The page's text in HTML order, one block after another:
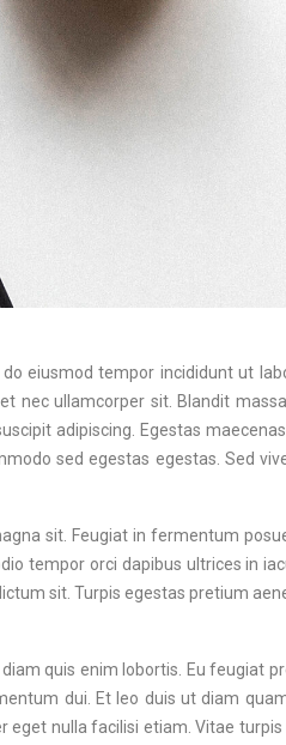
eiusmod tempor incididunt ut
nec ullamcorper sit. Blandit
adipiscing. Egestas
sed egestas egestas. Sed
sit. Feugiat in fermentum
tempor orci dapibus ultrices in
sit. Turpis egestas pretium
quis enim lobortis. Eu feugiat
dui. Et leo duis ut diam
nulla facilisi etiam. Vitae